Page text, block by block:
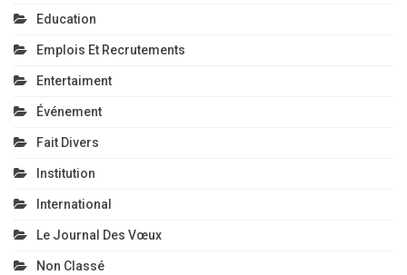
Education
Emplois Et Recrutements
Entertaiment
Événement
Fait Divers
Institution
International
Le Journal Des Vœux
Non Classé